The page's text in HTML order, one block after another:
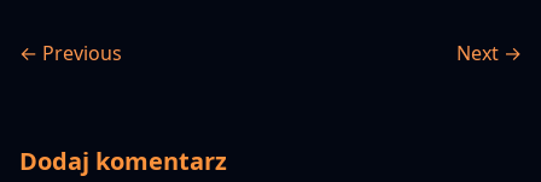
← Previous Next →
Dodaj komentarz